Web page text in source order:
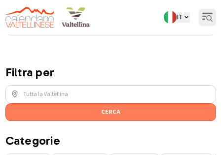
IT
Torna indietro Servizi professionisti
Filtra per
CERCA
Categorie